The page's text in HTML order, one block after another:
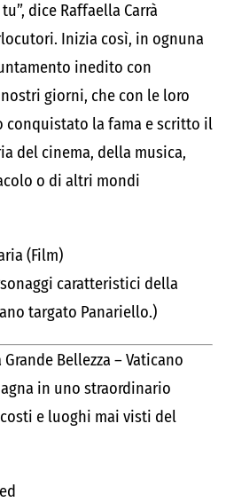
dice Raffaella Carrà
Inizia così, in ognuna
inedito con
giorni, che con le loro
conquistato la fama e scritto il
del cinema, della musica,
o di altri mondi
(Film)
caratteristici della
targato Panariello.)
Bellezza – Vaticano
in uno straordinario
e luoghi mai visti del